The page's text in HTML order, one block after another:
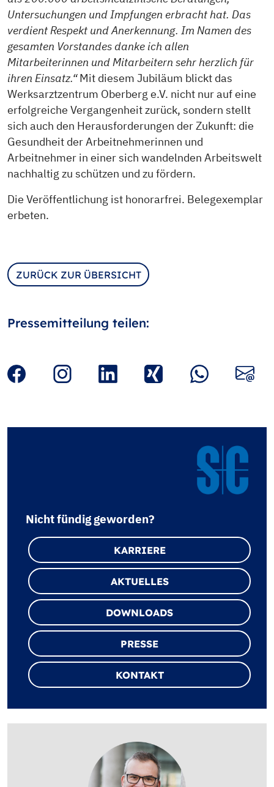
Untersuchungen und Impfungen erbracht hat. Das
verdient Respekt und Anerkennung. Im Namen des
gesamten Vorstandes danke ich allen
Mitarbeiterinnen und Mitarbeitern sehr herzlich für
ihren Einsatz.“Mit diesem Jubiläum blickt das
Werksarztzentrum Oberberg e.V. nicht nur auf eine
erfolgreiche Vergangenheit zurück, sondern stellt
sich auch den Herausforderungen der Zukunft: die
Gesundheit der Arbeitnehmerinnen und
Arbeitnehmer in einer sich wandelnden Arbeitswelt
nachhaltig zu schützen und zu fördern.
Die Veröffentlichung ist honorarfrei. Belegexemplar
erbeten.
ZURÜCK ZUR ÜBERSICHT
Pressemitteilung teilen:
Nicht fündig geworden?
KARRIERE
AKTUELLES
DOWNLOADS
PRESSE
KONTAKT